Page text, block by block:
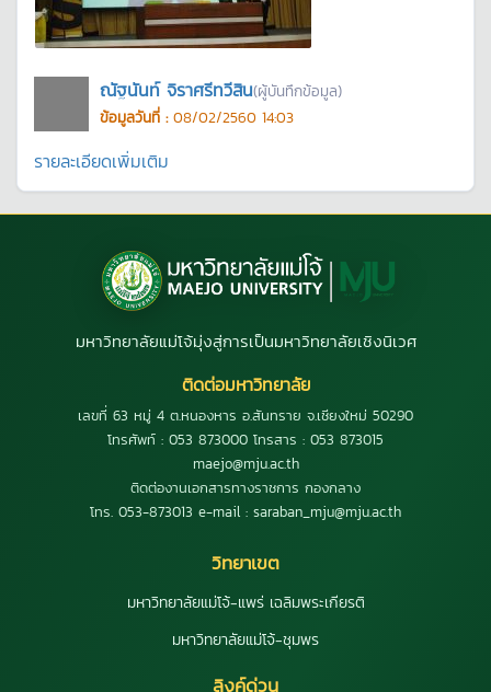
ณัฐนันท์ จิราศรีทวีสิน(ผู้บันทึกข้อมูล)
ข้อมูลวันที่ : 08/02/2560 14:03
รายละเอียดเพิ่มเติม
มหาวิทยาลัยแม่โจ้มุ่งสู่การเป็นมหาวิทยาลัยเชิงนิเวศ
ติดต่อมหาวิทยาลัย
เลขที่ 63 หมู่ 4 ต.หนองหาร อ.สันทราย จ.เชียงใหม่ 50290
โทรศัพท์ : 053 873000 โทรสาร : 053 873015
maejo@mju.ac.th
ติดต่องานเอกสารทางราชการ กองกลาง
โทร. 053-873013 e-mail : saraban_mju@mju.ac.th
วิทยาเขต
มหาวิทยาลัยแม่โจ้-แพร่ เฉลิมพระเกียรติ
มหาวิทยาลัยแม่โจ้-ชุมพร
ลิงค์ด่วน